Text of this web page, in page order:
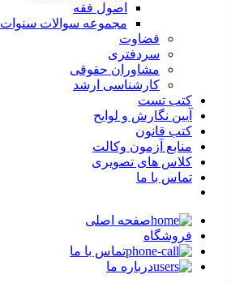
اصول فقه
مجموعه سوالات سنوات
قضاوت
سردفتری
مشاوران حقوقی
کارشناسی ارشد
کتب تست
آیین نگارش و لوایح
کتب قانون
منابع آزمون وکالت
کلاس های تصویری
تماس با ما
صفحه اصلی
فروشگاه
تماس با ما
درباره ما